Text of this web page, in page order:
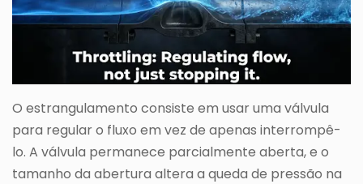
O estrangulamento consiste em usar uma válvula
para regular o fluxo em vez de apenas interrompê-
lo. A válvula permanece parcialmente aberta, e o
tamanho da abertura altera a queda de pressão na